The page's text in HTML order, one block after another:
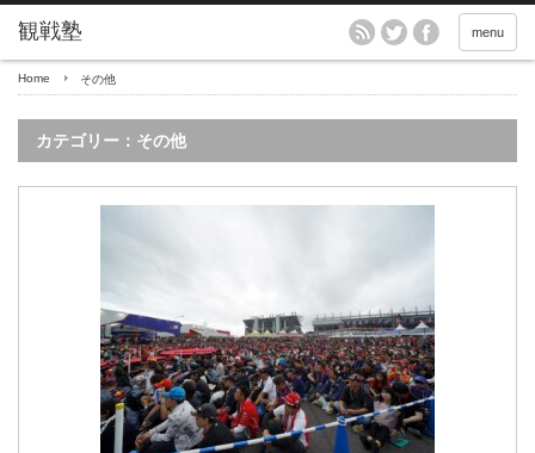
menu
Home その他
カテゴリー：その他